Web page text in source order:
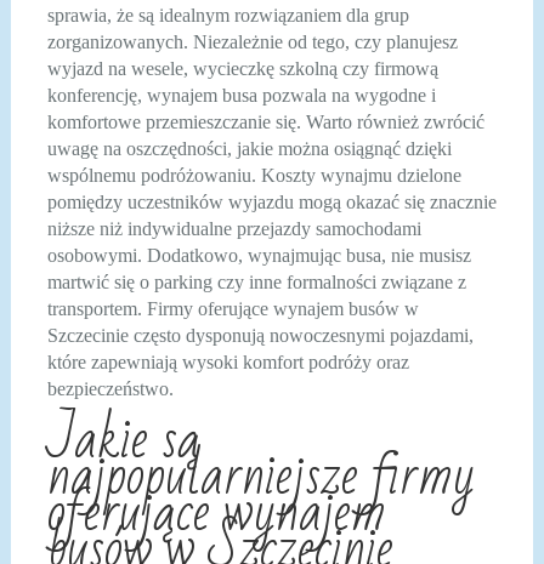
sprawia, że są idealnym rozwiązaniem dla grup
zorganizowanych. Niezależnie od tego, czy planujesz
wyjazd na wesele, wycieczkę szkolną czy firmową
konferencję, wynajem busa pozwala na wygodne i
komfortowe przemieszczanie się. Warto również zwrócić
uwagę na oszczędności, jakie można osiągnąć dzięki
wspólnemu podróżowaniu. Koszty wynajmu dzielone
pomiędzy uczestników wyjazdu mogą okazać się znacznie
niższe niż indywidualne przejazdy samochodami
osobowymi. Dodatkowo, wynajmując busa, nie musisz
martwić się o parking czy inne formalności związane z
transportem. Firmy oferujące wynajem busów w
Szczecinie często dysponują nowoczesnymi pojazdami,
które zapewniają wysoki komfort podróży oraz
bezpieczeństwo.
Jakie są
najpopularniejsze firmy
oferujące wynajem